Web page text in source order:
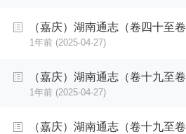
（嘉庆）湖南通志（卷四十至
1年前 (2025-04-27)
（嘉庆）湖南通志（卷十九至
1年前 (2025-04-27)
（嘉庆）湖南通志（卷十九至